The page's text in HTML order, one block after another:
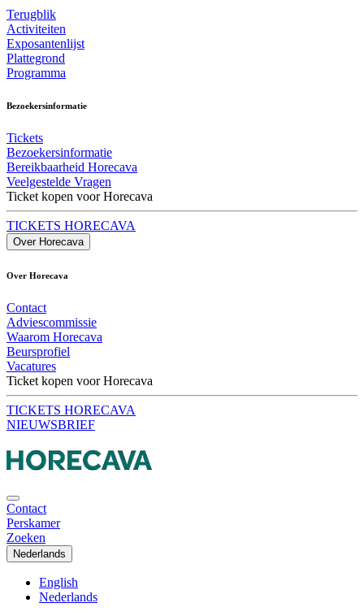
Terugblik
Activiteiten
Exposantenlijst
Plattegrond
Programma
Bezoekersinformatie
Tickets
Bezoekersinformatie
Bereikbaarheid Horecava
Veelgestelde Vragen
Ticket kopen voor Horecava
TICKETS HORECAVA
Over Horecava
Over Horecava
Contact
Adviescommissie
Waarom Horecava
Beursprofiel
Vacatures
Ticket kopen voor Horecava
TICKETS HORECAVA
NIEUWSBRIEF
Contact
Perskamer
Zoeken
Nederlands
English
Nederlands